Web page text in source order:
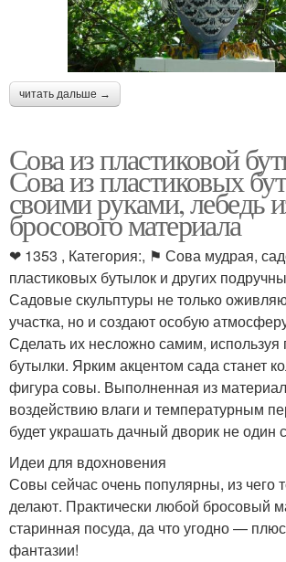
читать дальше →
Сова из пластиковой
Сова из пластиковых
своими руками, лебедь
бросового материала
❤ 1353 , Категория:, ⚑ Сова мудрая,
пластиковых бутылок и других
Садовые скульптуры не только
участка, но и создают особую
Сделать их несложно самим, используя
бутылки. Ярким акцентом сада станет
фигура совы. Выполненная из
воздействию влаги и температурным
будет украшать дачный дворик не один
Идеи для вдохновения
Совы сейчас очень популярны, из чего
делают. Практически любой бросовый
старинная посуда, да что угодно —
фантазии!